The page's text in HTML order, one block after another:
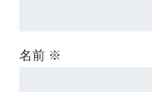
名前 ※